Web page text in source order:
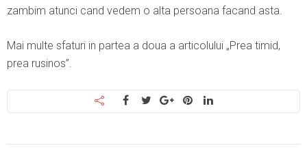
zambim atunci cand vedem o alta persoana facand asta.
Mai multe sfaturi in partea a doua a articolului „Prea timid,
prea rusinos”.